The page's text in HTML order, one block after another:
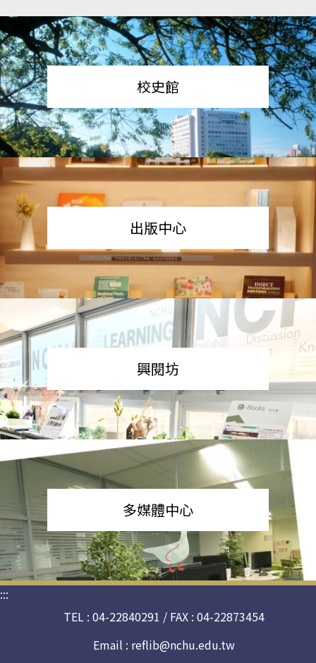
校史館
出版中心
興閱坊
多媒體中心
:::
TEL : 04-22840291 / FAX : 04-22873454
Email : reflib@nchu.edu.tw